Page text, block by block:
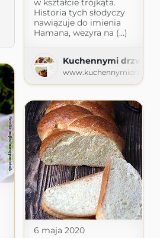
w kształcie trójkąta.
Historia tych słodyczy
nawiązuje do imienia
Hamana, wezyra na (...)
Kuchennymi
6 maja 2020